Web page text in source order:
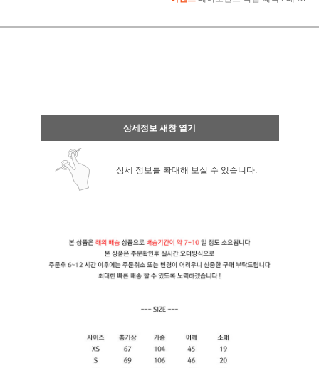
상세정보 새창 열기
상세 정보를 확대해 보실 수 있습니다.